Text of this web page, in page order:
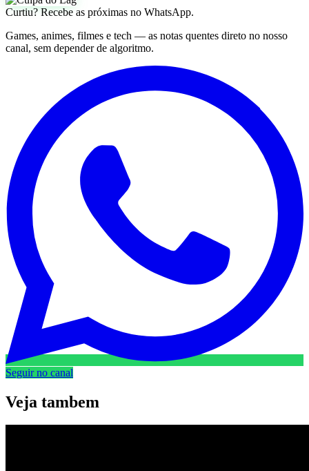
Curtiu? Recebe as próximas no WhatsApp.
Games, animes, filmes e tech — as notas quentes direto no nosso
canal, sem depender de algoritmo.
Seguir no canal
Veja tambem